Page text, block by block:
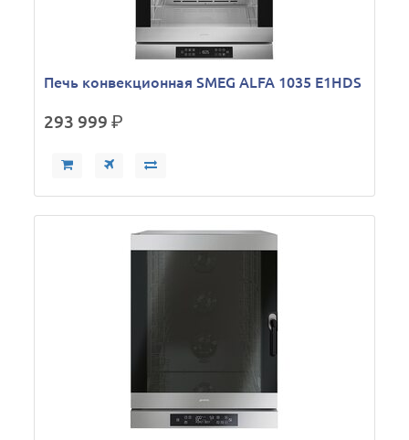
Печь конвекционная SMEG ALFA 1035 E1HDS
293 999р.